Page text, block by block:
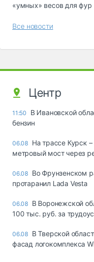
«yмныx» вecoв для фyp
Все новости
Центр
11:50
В Ивановской
бензин
06.08 На трассе Курск
метровый мост через
06.08 Во Фрунзенском
протаранил Lada Vesta
06.08 В Воронежской
100 тыс. руб. за
06.08 В Тверской
фасад логокомплекса